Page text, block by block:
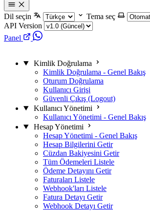
Dil seçin
Tema seç
API Version
Panel
Kimlik Doğrulama
Kimlik Doğrulama - Genel Bakış
Oturum Doğrulama
Kullanıcı Girişi
Güvenli Çıkış (Logout)
Kullanıcı Yönetimi
Kullanıcı Yönetimi - Genel Bakış
Hesap Yönetimi
Hesap Yönetimi - Genel Bakış
Hesap Bilgilerini Getir
Cüzdan Bakiyesini Getir
Tüm Ödemeleri Listele
Ödeme Detayını Getir
Faturaları Listele
Webhook'ları Listele
Fatura Detayı Getir
Webhook Detayı Getir